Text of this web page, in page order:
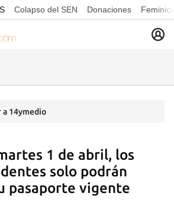
Colapso del SEN Donaciones
a 14ymedio
1 de abril, los
solo podrán
pasaporte vigente